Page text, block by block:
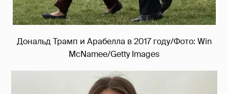
Дональд Трамп и Арабелла в 2017 году/Фото: Win
McNamee/Getty Images